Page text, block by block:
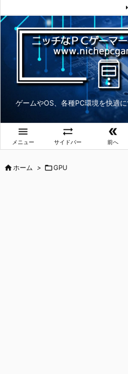
ゲームやOS、各種PC環境を快適

メニュー

サイドバー

前へ
ホーム > GPU